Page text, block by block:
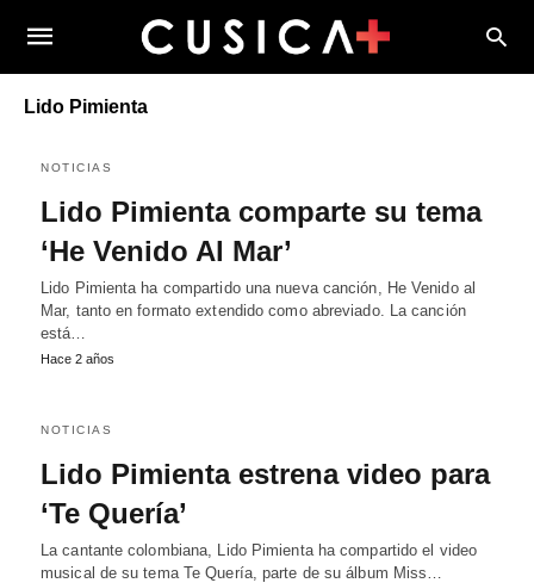
Lido Pimienta
NOTICIAS
Lido Pimienta comparte su tema
‘He Venido Al Mar’
Lido Pimienta ha compartido una nueva canción, He Venido al
Mar, tanto en formato extendido como abreviado. La canción
está…
Hace 2 años
NOTICIAS
Lido Pimienta estrena video para
‘Te Quería’
La cantante colombiana, Lido Pimienta ha compartido el video
musical de su tema Te Quería, parte de su álbum Miss…